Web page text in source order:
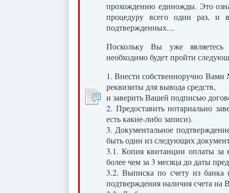
прохождению единожды. Это
процедуру всего один раз, и
подтвержденных....
Поскольку Вы уже
необходимо будет пройти
1. Внести собственноручно
реквизиты для вывода средств,
и заверить Вашей подписью
2. Предоставить нотариально
есть какие-либо записи).
3. Документальное
быть один из следующих
3.1. Копия квитанции оплаты
более чем за 3 месяца до даты
3.2. Выписка по счету из банка
подтверждения наличия счета на